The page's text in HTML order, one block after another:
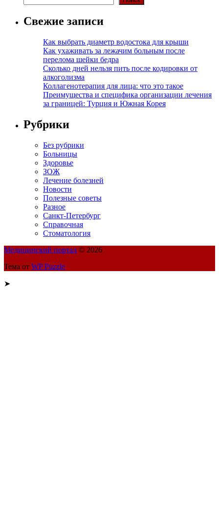
Свежие записи
Как выбрать диаметр водостока для крыши
Как ухаживать за лежачим больным после
перелома шейки бедра
Сколько дней нельзя пить после кодировки от
алкоголизма
Коллагенотерапия для лица: что это такое
Преимущества и специфика организации лечения
за границей: Турция и Южная Корея
Рубрики
Без рубрики
Больницы
Здоровье
ЗОЖ
Лечение болезней
Новости
Полезные советы
Разное
Санкт-Петербург
Справочная
Стоматология
Медицинский портал © 2026
Тема от WP Puzzle
➤